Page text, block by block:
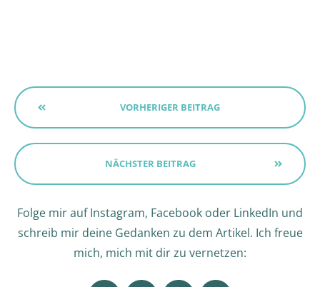
VORHERIGER BEITRAG
NÄCHSTER BEITRAG
Folge mir auf Instagram, Facebook oder LinkedIn und
schreib mir deine Gedanken zu dem Artikel. Ich freue
mich, mich mit dir zu vernetzen: